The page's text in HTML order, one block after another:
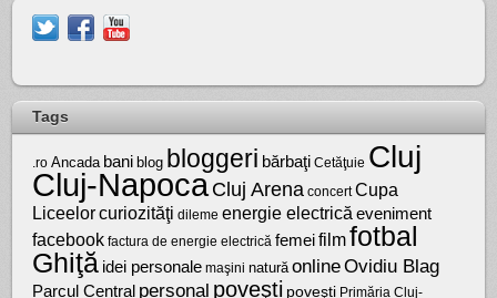
Tags
.ro Ancada bani blog bloggeri bărbaţi Cetăţuie Cluj
Cluj-NapocaCluj Arena concert Cupa
Liceelorcuriozităţi dileme energie electrică eveniment
facebook factura de energie electrică femei filmfotbal
Ghiţă idei personale maşini natură onlineOvidiu Blag
Parcul Central personal poveşti poveşti Primăria Cluj-